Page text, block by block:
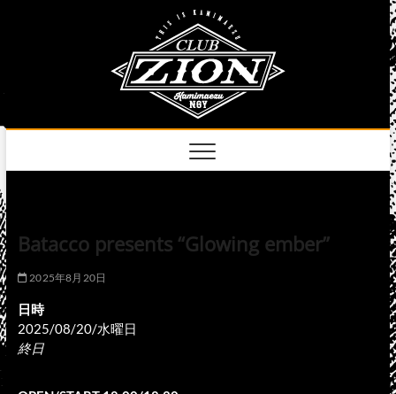
Batacco presents “Glowing ember”
2025年8月20日
日時
2025/08/20/水曜日
終日